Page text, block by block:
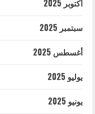
أكتوبر 2025
سبتمبر 2025
أغسطس 2025
يوليو 2025
يونيو 2025